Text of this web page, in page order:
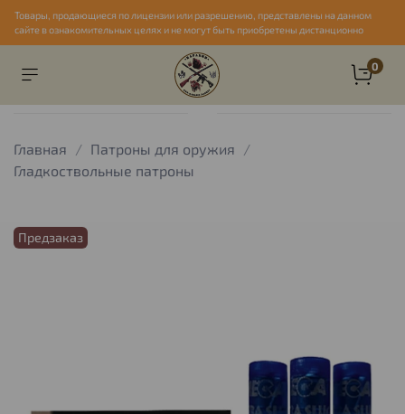
Товары, продающиеся по лицензии или разрешению, представлены на данном
сайте в ознакомительных целях и не могут быть приобретены дистанционно
0
Главная
Патроны для оружия
Гладкоствольные патроны
Предзаказ